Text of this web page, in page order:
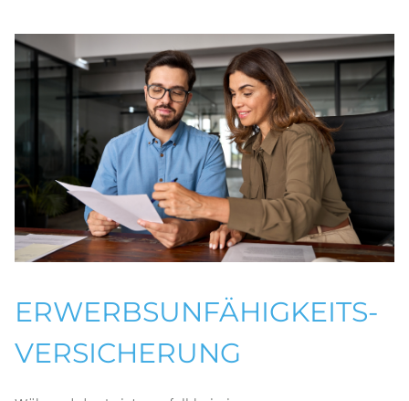
ERWERBS­UNFÄHIGKEITS­
VERSICHERUNG